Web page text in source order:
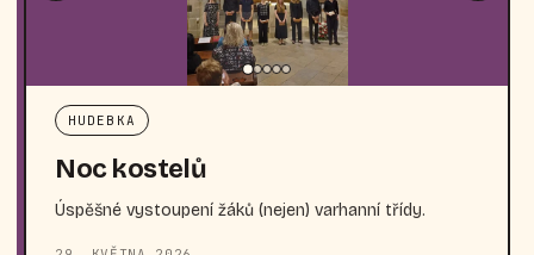
HUDEBKA
Noc kostelů
Úspěšné vystoupení žáků (nejen) varhanní třídy.